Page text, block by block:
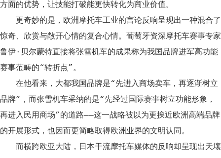
方面的优势，让技能打破能更快转化为商业价值。
更奇妙的是，欧洲摩托车工业的言论反响呈现出一种混合了
惊奇、欣赏与敞开心情的复合心情。葡萄牙资深摩托车赛事专家
鲁伊·贝尔蒙特直接将张雪机车的成果称为我国品牌进军高功能
赛事范畴的“转折点”。
在他看来，大都我国品牌是“先进入商场卖车，再逐渐树立
品牌”，而张雪机车采纳的是“先经过国际赛事树立功能形象，
再进入民用商场”的道路——这一战略被以为更挨近欧洲高端品牌
的开展形式，也因而更简略取得欧洲业界的文明认同。
而横跨欧亚大陆，日本干流摩托车媒体的反响却呈现出天壤